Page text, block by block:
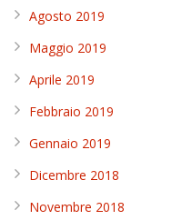
Agosto 2019
Maggio 2019
Aprile 2019
Febbraio 2019
Gennaio 2019
Dicembre 2018
Novembre 2018